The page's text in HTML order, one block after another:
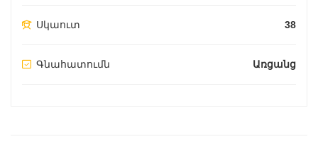
Սկաուտ 38
Գնահատումն Առցանց